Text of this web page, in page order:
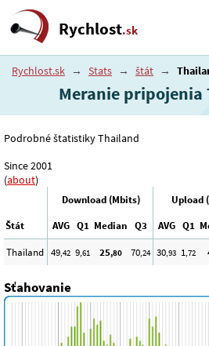
Rychlost.sk
Rychlost.sk → Stats → štát →
Meranie pripojenia
Podrobné štatistiky Thailand
Since 2001
(about)
Download (Mbits) Upload
Štát
AVG Q1 Median Q3 AVG Q1
Thailand 49,42 9,61 25,80 70,24 30,93 1,72
Sťahovanie